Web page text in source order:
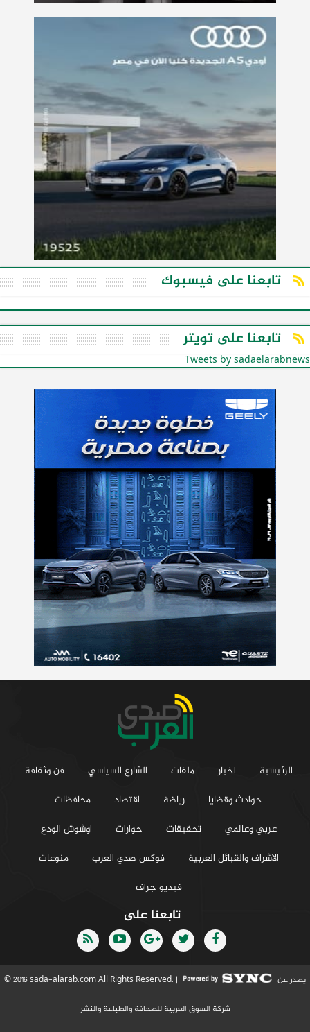
تابعنا على فيسبوك
تابعنا على تويتر
Tweets by sadaelarabnews
الرئيسية اخبار ملفات الشارع السياسي
فن وثقافة
حوادث وقضايا
رياضة اقتصاد
محافظات
عربي وعالمي
تحقيقات حوارات
اوشوش الودع
الاشراف والقبائل العربية
فوكس صدي العرب
منوعات
فيديو جراف
تابعنا على
© 2016 sada-alarab.com All Rights Reserved. | يصدر عن
شركة السوق العربية للصحافة والطباعة والنشر